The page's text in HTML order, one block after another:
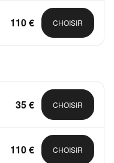
110 € CHOISIR
35 € CHOISIR
110 € CHOISIR